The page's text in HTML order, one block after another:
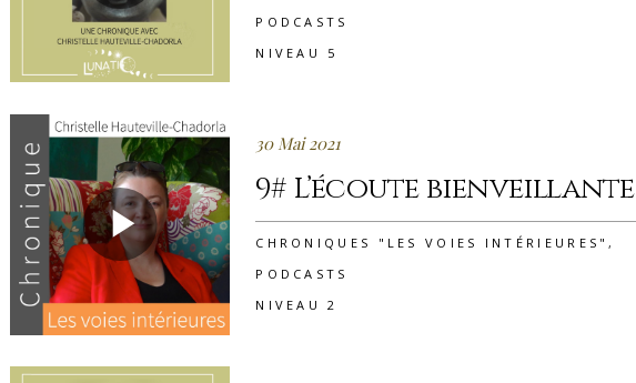
PODCASTS
NIVEAU 5
30 Mai 2021
9# L’écoute bienveillante
CHRONIQUES "LES VOIES INTÉRIEURES",
PODCASTS
NIVEAU 2